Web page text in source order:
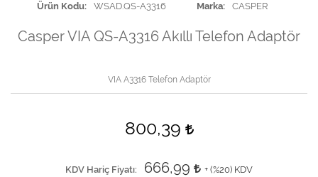
Ürün Kodu WSAD.QS-A3316 Marka CASPER
Casper VIA QS-A3316 Akıllı Telefon Adaptör
VIA A3316 Telefon Adaptör
800,39
KDV Hariç Fiyatı 666,99 + (%20) KDV